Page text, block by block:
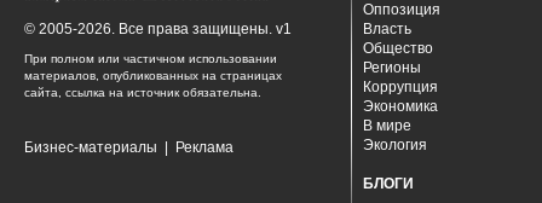
© 2005-2026. Все права защищены. v1
При полном или частичном использовании
материалов, опубликованных на страницах
сайта, ссылка на источник обязательна.
Бизнес-материалы Реклама
Оппозиция
Власть
Общество
Регионы
Коррупция
Экономика
В мире
Экология
БЛОГИ